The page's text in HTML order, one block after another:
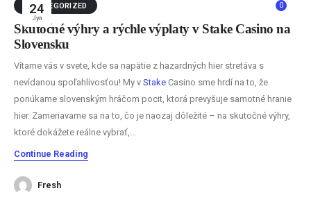
24
Јул
0
UNCATEGORIZED
Skutočné výhry a rýchle výplaty v Stake Casino na
Slovensku
Vítame vás v svete, kde sa napätie z hazardných hier stretáva s
nevídanou spoľahlivosťou! My v Stake Casino sme hrdí na to, že
ponúkame slovenským hráčom pocit, ktorá prevyšuje samotné hranie
hier. Zameriavame sa na to, čo je naozaj dôležité – na skutočné výhry,
ktoré dokážete reálne vybrať,...
Continue Reading
Fresh